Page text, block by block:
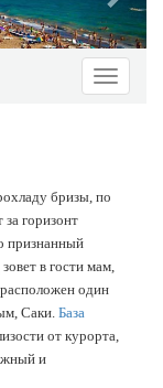
бризы, по
горизонт
признанный
в гости мам,
один
Саки. База
от курорта,
и